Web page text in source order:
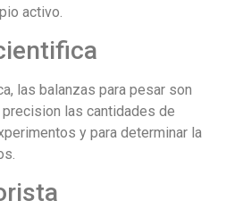
activo.
las balanzas para pesar son
las cantidades de
y para determinar la